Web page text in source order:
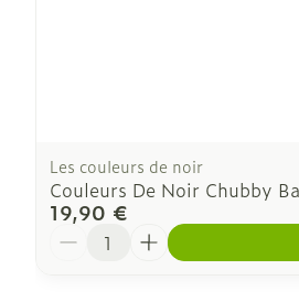
Les couleurs de noir
Couleurs De Noir Chubby
19,90 €
Quantité